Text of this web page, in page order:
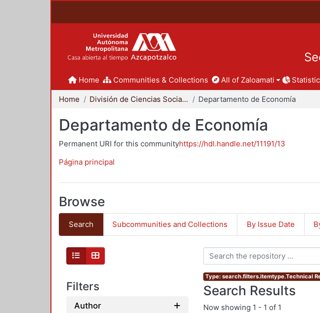
Home Communities & Collections All of Zaloamati
Home División de Ciencias Sociales y Humanidades Departamento de Economía
Departamento de Economía
Permanent URI for this communityhttps://hdl.handle.net/11191/13
Página principal
Browse
Search Subcommunities and Collections By Issue Date
Filters
Author
Type: search.filters.itemtype.Technical
Search Results
Now showing 1 - 1 of 1